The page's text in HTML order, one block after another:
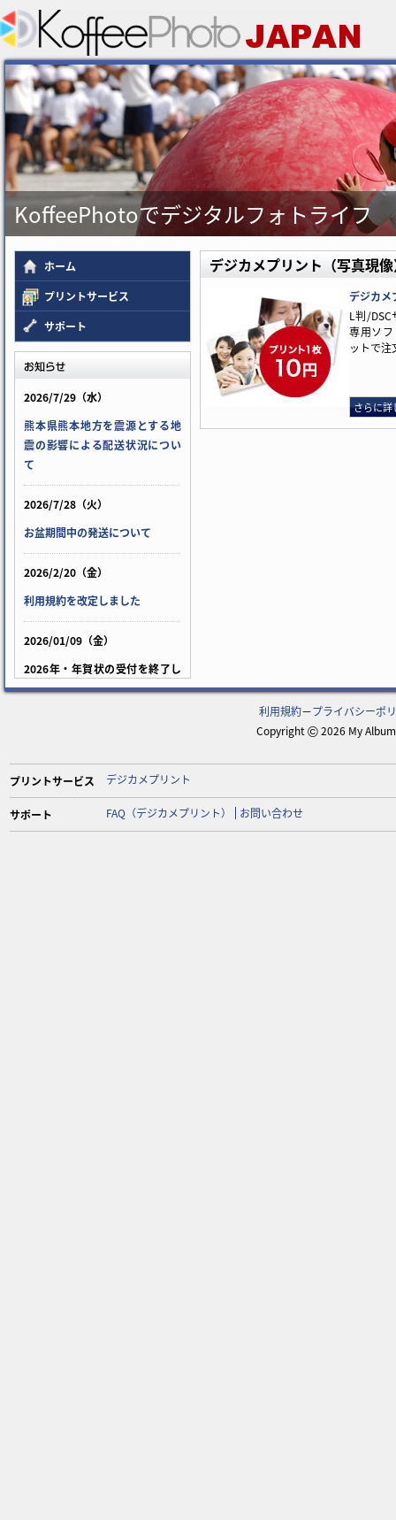
KoffeePhotoでデジタルフォトライフ
ホーム
プリントサービス
サポート
2026/7/29（水）
熊本県熊本地方を震源とする地
震の影響による配送状況につい
て
2026/7/28（火）
お盆期間中の発送について
2026/2/20（金）
利用規約を改定しました
2026/01/09（金）
2026年・年賀状の受付を終了し
ました
法変更について
2022/10/04（火）
デジカメプリント（写真現
デジカメ
L判/
専用ソ
ットで注
さらに詳
利用規約－プライバシーポ
Copyright©2026 My
プリントサービス デジカメプリント
サポート FAQ（デジカメプリント） お問い合わせ